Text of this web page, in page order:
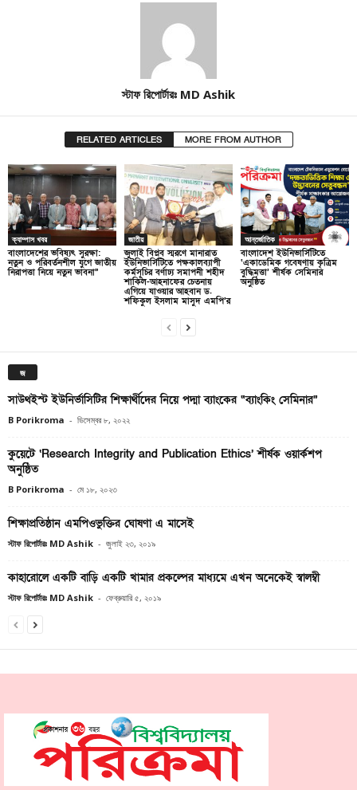
স্টাফ রিপোর্টারঃ MD Ashik
RELATED ARTICLES MORE FROM AUTHOR
ক্যাম্পাস খবর
বাংলাদেশের ভবিষ্যৎ সুরক্ষা:
নতুন ও পরিবর্তনশীল যুগে জাতীয়
নিরাপত্তা নিয়ে নতুন ভাবনা”
জাতীয়
জুলাই বিপ্লব স্মরণে মানারাত
ইউনিভার্সিটিতে পক্ষকালব্যাপী
কর্মসূচির বর্ণাঢ্য সমাপনী শহীদ
শাকিল-আহনাফের চেতনায়
এগিয়ে যাওয়ার আহবান ড.
শফিকুল ইসলাম মাসুদ এমপি’র
আন্তর্জাতিক
বাংলাদেশ ইউনিভার্সিটিতে
‘একাডেমিক গবেষণায় কৃত্রিম
বুদ্ধিমত্তা’ শীর্ষক সেমিনার
অনুষ্ঠিত
জ
সাউথইস্ট ইউনির্ভাসিটির শিক্ষার্থীদের নিয়ে পদ্মা ব্যাংকের “ব্যাংকিং সেমিনার”
B Porikroma - ডিসেম্বর ৮, ২০২২
কুয়েটে ‘Research Integrity and Publication Ethics’ শীর্ষক ওয়ার্কশপ
অনুষ্ঠিত
B Porikroma - মে ১৮, ২০২৩
শিক্ষাপ্রতিষ্ঠান এমপিওভুক্তির ঘোষণা এ মাসেই
স্টাফ রিপোর্টারঃ MD Ashik - জুলাই ২৩, ২০১৯
কাহারোলে একটি বাড়ি একটি খামার প্রকল্পের মাধ্যমে এখন অনেকেই স্বালম্বী
স্টাফ রিপোর্টারঃ MD Ashik - ফেব্রুয়ারি ৫, ২০১৯